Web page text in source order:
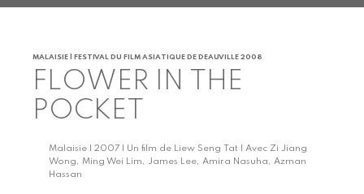
MALAISIE | FESTIVAL DU FILM ASIATIQUE DE DEAUVILLE 2008
FLOWER IN THE
POCKET
Malaisie | 2007 | Un film de Liew Seng Tat | Avec Zi Jiang
Wong, Ming Wei Lim, James Lee, Amira Nasuha, Azman
Hassan